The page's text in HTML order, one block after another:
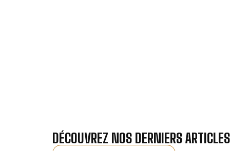
DÉCOUVREZ NOS DERNIERS